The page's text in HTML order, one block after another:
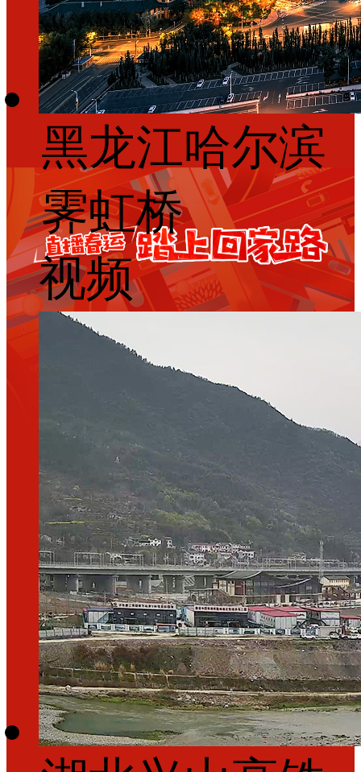
黑龙江哈尔滨
霁虹桥
视频